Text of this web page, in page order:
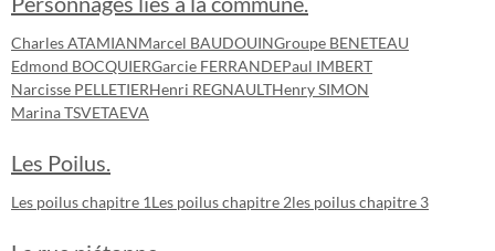
Charles ATAMIANMarcel BAUDOUINGroupe BENETEAU
Edmond BOCQUIERGarcie FERRANDEPaul IMBERT
Narcisse PELLETIERHenri REGNAULTHenry SIMON
Marina TSVETAEVA
Les Poilus.
Les poilus chapitre 1Les poilus chapitre 2les poilus chapitre 3